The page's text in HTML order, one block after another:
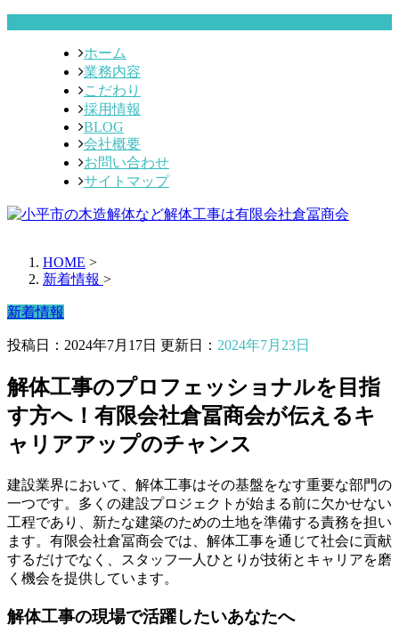
ホーム
業務内容
こだわり
採用情報
BLOG
会社概要
お問い合わせ
サイトマップ
HOME >
新着情報 >
新着情報
投稿日：2024年7月17日 更新日： 2024年7月23日
解体工事のプロフェッショナルを目指
す方へ！有限会社倉冨商会が伝えるキ
ャリアアップのチャンス
建設業界において、解体工事はその基盤をなす重要な部門の
一つです。多くの建設プロジェクトが始まる前に欠かせない
工程であり、新たな建築のための土地を準備する責務を担い
ます。有限会社倉冨商会では、解体工事を通じて社会に貢献
するだけでなく、スタッフ一人ひとりが技術とキャリアを磨
く機会を提供しています。
解体工事の現場で活躍したいあなたへ